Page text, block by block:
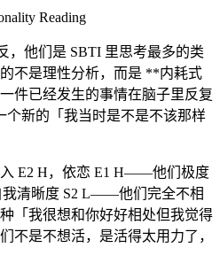
Reading
，他们是 SBTI 里思考最多的类
不是理性分析，而是 **内耗式
已经发生的事情在脑子里反复
个新的「我当时是不是不该那样
E2 H，依恋 E1 H——他们极度
我清晰度 S2 L——他们完全不相
「我很想和你好好相处但我觉得
不是不想活，是活得太用力了，